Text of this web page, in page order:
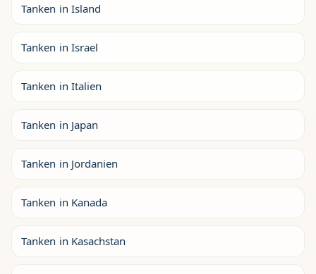
Tanken in Island
Tanken in Israel
Tanken in Italien
Tanken in Japan
Tanken in Jordanien
Tanken in Kanada
Tanken in Kasachstan